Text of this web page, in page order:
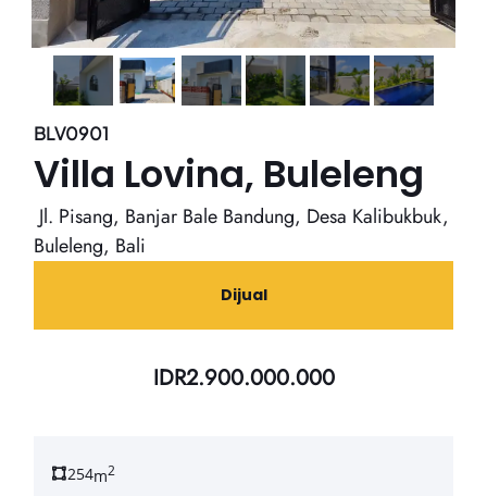
BLV0901
Villa Lovina, Buleleng
Jl. Pisang, Banjar Bale Bandung, Desa Kalibukbuk,
Buleleng, Bali
Dijual
IDR2.900.000.000
254m2